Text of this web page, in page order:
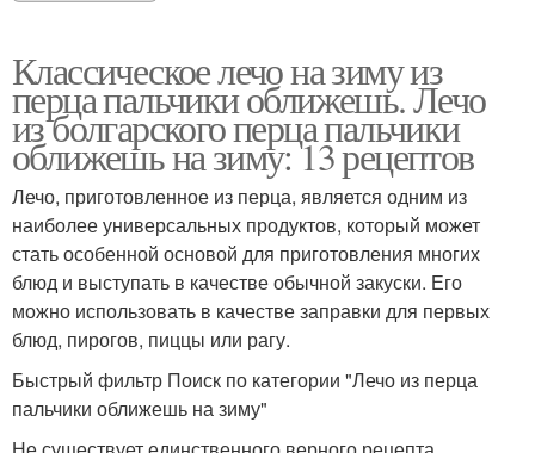
Классическое лечо на зиму из
перца пальчики оближешь. Лечо
из болгарского перца пальчики
оближешь на зиму: 13 рецептов
Лечо, приготовленное из перца, является одним из
наиболее универсальных продуктов, который может
стать особенной основой для приготовления многих
блюд и выступать в качестве обычной закуски. Его
можно использовать в качестве заправки для первых
блюд, пирогов, пиццы или рагу.
Быстрый фильтр Поиск по категории "Лечо из перца
пальчики оближешь на зиму"